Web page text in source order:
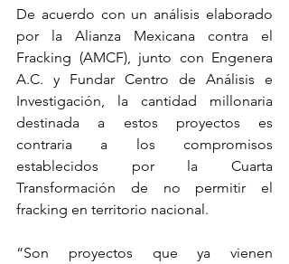
De acuerdo con un análisis elaborado
por la Alianza Mexicana contra el
Fracking (AMCF), junto con Engenera
A.C. y Fundar Centro de Análisis e
Investigación, la cantidad millonaria
destinada a estos proyectos es
contraria a los compromisos
establecidos por la Cuarta
Transformación de no permitir el
fracking en territorio nacional.
“Son proyectos que ya vienen